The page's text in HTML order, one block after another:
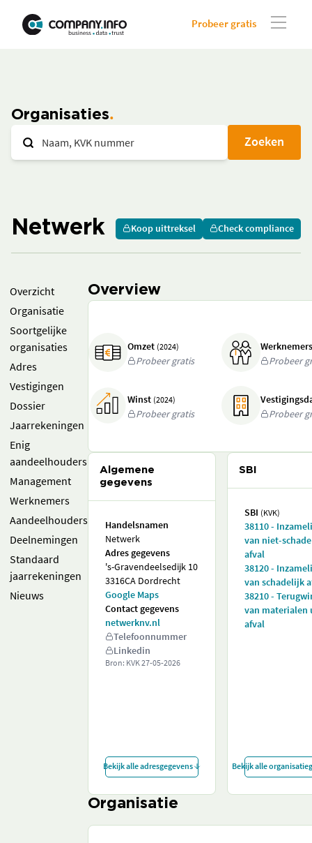
Probeer gratis
Organisaties
Zoeken
Netwerk Koop uittreksel Check compliance
Overzicht
Organisatie
Soortgelijke
organisaties
Adres
Vestigingen
Dossier
Jaarrekeningen
Enig
aandeelhouders
Management
Werknemers
Aandeelhouders
Deelnemingen
Standaard
jaarrekeningen
Nieuws
Overview
Omzet (2024)
Probeer gratis
Probeer
Winst (2024)
Probeer gratis
Probeer
Algemene
gegevens
Handelsnamen
Netwerk
Adres gegevens
's-Gravendeelsedijk 10
3316CA Dordrecht
Google Maps
Contact gegevens
netwerknv.nl
Telefoonnummer
Linkedin
Bron: KVK27-05-2026
Bekijk alle adresgegevens
SBI
SBI (KVK)
38110 -
van niet-
afval
38120 -
van schadelijk
38210 -
van materialen
afval
Bekijk alle
Organisatie